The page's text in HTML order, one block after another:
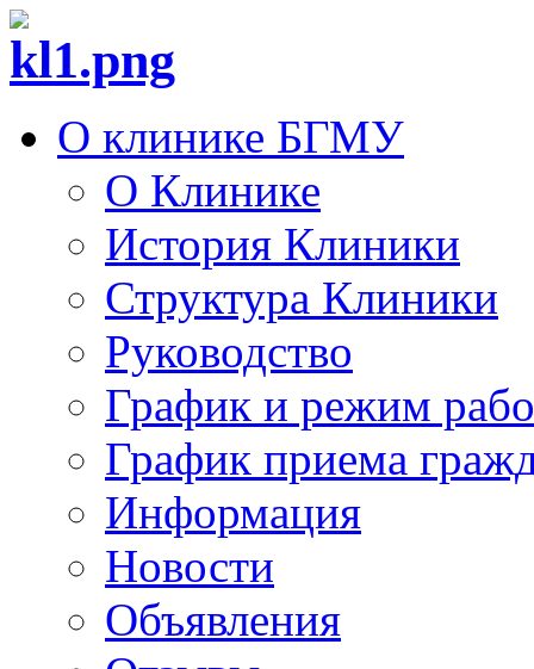
О клинике БГМУ
О Клинике
История Клиники
Структура Клиники
Руководство
График и режим
График приема
Информация
Новости
Объявления